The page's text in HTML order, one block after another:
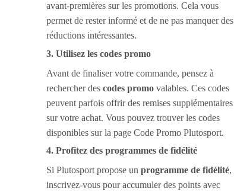
avant-premières sur les promotions. Cela vous
permet de rester informé et de ne pas manquer des
réductions intéressantes.
3. Utilisez les codes promo
Avant de finaliser votre commande, pensez à
rechercher des codes promo valables. Ces codes
peuvent parfois offrir des remises supplémentaires
sur votre achat. Vous pouvez trouver les codes
disponibles sur la page Code Promo Plutosport.
4. Profitez des programmes de fidélité
Si Plutosport propose un programme de fidélité,
inscrivez-vous pour accumuler des points avec